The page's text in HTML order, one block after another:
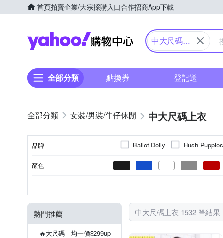
首頁拍賣企業/大宗採購入口合作招商App下載
Yahoo購物中心
中大尺碼上
全部分類 點換券 登記送
女裝/男裝/牛仔休閒 中大尺碼上衣
品牌 Ballet Dolly Hush Puppies
其他品牌
設計所在
顏色
斗篷
軍裝外套 毛呢
熱門推薦
🔥大尺碼｜均一價$299up
中大尺碼上衣 1532 筆結果